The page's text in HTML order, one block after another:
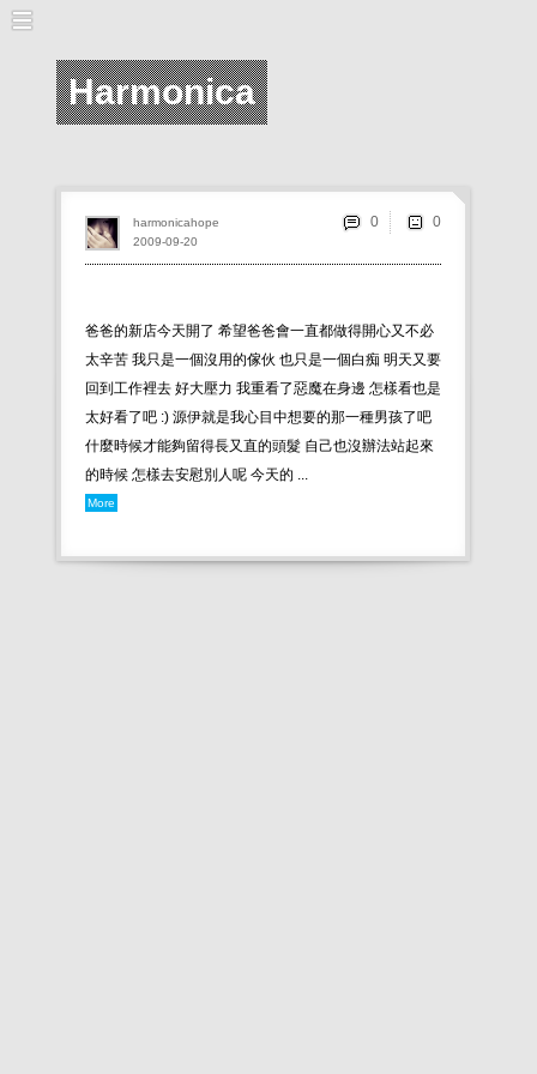
Harmonica
爸爸的新店今天開了 希望爸爸會一直都做得開心又不必
太辛苦 我只是一個沒用的傢伙 也只是一個白痴 明天又要
回到工作裡去 好大壓力 我重看了惡魔在身邊 怎樣看也是
太好看了吧 :) 源伊就是我心目中想要的那一種男孩了吧
什麼時候才能夠留得長又直的頭髮 自己也沒辦法站起來
的時候 怎樣去安慰別人呢 今天的 ...
More
2009-09-20
harmonicahope 0